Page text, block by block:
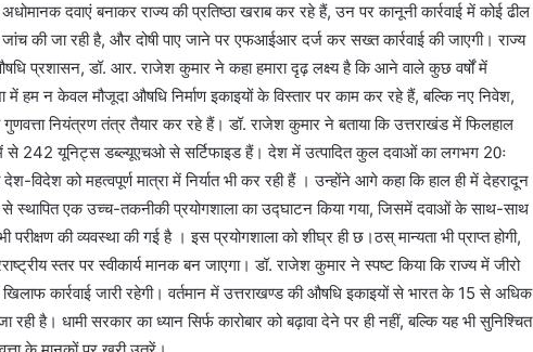
दवाएं बनाकर राज्य की प्रतिष्ठा खराब कर रहे हैं, उन पर कानूनी कार्रवाई में कोई ढील
जांच की जा रही है, और दोषी पाए जाने पर एफआईआर दर्ज कर सख्त कार्रवाई की जाएगी। राज्य
प्रशासन, डॉ. आर. राजेश कुमार ने कहा हमारा दृढ़ लक्ष्य है कि आने वाले कुछ वर्षों में
हम न केवल मौजूदा औषधि निर्माण इकाइयों के विस्तार पर काम कर रहे हैं, बल्कि नए निवेश,
नियंत्रण तंत्र तैयार कर रहे हैं। डॉ. राजेश कुमार ने बताया कि उत्तराखंड में फिलहाल
से 242 यूनिट्स डब्ल्यूएचओ से सर्टिफाइड हैं। देश में उत्पादित कुल दवाओं का लगभग 20ः
विदेश को महत्वपूर्ण मात्रा में निर्यात भी कर रही हैं । उन्होंने आगे कहा कि हाल ही में देहरादून
स्थापित एक उच्च-तकनीकी प्रयोगशाला का उद्घाटन किया गया, जिसमें दवाओं के साथ-साथ
की व्यवस्था की गई है । इस प्रयोगशाला को शीघ्र ही छ।ठस् मान्यता भी प्राप्त होगी,
स्तर पर स्वीकार्य मानक बन जाएगा। डॉ. राजेश कुमार ने स्पष्ट किया कि राज्य में जीरो
कार्रवाई जारी रहेगी। वर्तमान में उत्तराखण्ड की औषधि इकाइयों से भारत के 15 से अधिक
है। धामी सरकार का ध्यान सिर्फ कारोबार को बढ़ावा देने पर ही नहीं, बल्कि यह भी सुनिश्चित